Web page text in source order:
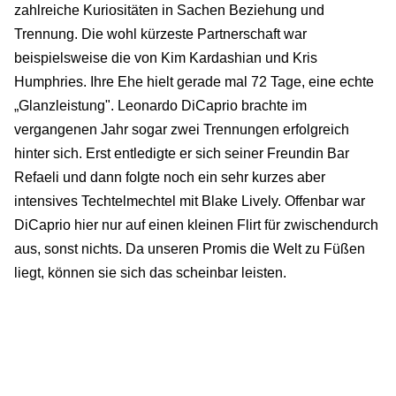
zahlreiche Kuriositäten in Sachen Beziehung und
Trennung. Die wohl kürzeste Partnerschaft war
beispielsweise die von Kim Kardashian und Kris
Humphries. Ihre Ehe hielt gerade mal 72 Tage, eine echte
„Glanzleistung". Leonardo DiCaprio brachte im
vergangenen Jahr sogar zwei Trennungen erfolgreich
hinter sich. Erst entledigte er sich seiner Freundin Bar
Refaeli und dann folgte noch ein sehr kurzes aber
intensives Techtelmechtel mit Blake Lively. Offenbar war
DiCaprio hier nur auf einen kleinen Flirt für zwischendurch
aus, sonst nichts. Da unseren Promis die Welt zu Füßen
liegt, können sie sich das scheinbar leisten.